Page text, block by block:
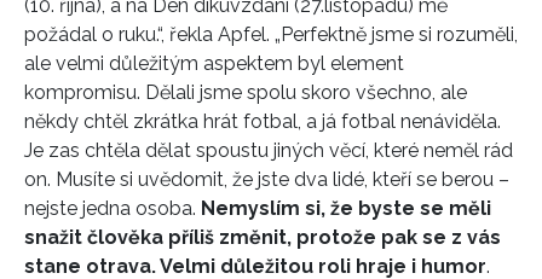
(10. října), a na Den díkuvzdání (27.listopadu) mě
požádal o ruku.“, řekla Apfel. „Perfektně jsme si rozuměli,
ale velmi důležitým aspektem byl element
kompromisu. Dělali jsme spolu skoro všechno, ale
někdy chtěl zkrátka hrát fotbal, a já fotbal nenáviděla.
Je zas chtěla dělat spoustu jiných věcí, které neměl rád
on. Musíte si uvědomit, že jste dva lidé, kteří se berou –
nejste jedna osoba. Nemyslím si, že byste se měli
snažit člověka příliš změnit, protože pak se z vás
stane otrava. Velmi důležitou roli hraje i humor.